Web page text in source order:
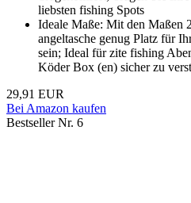
liebsten fishing Spots
Ideale Maße: Mit den Maßen
angeltasche genug Platz für
sein; Ideal für zite fishing
Köder Box (en) sicher zu
29,91 EUR
Bei Amazon kaufen
Bestseller Nr. 6